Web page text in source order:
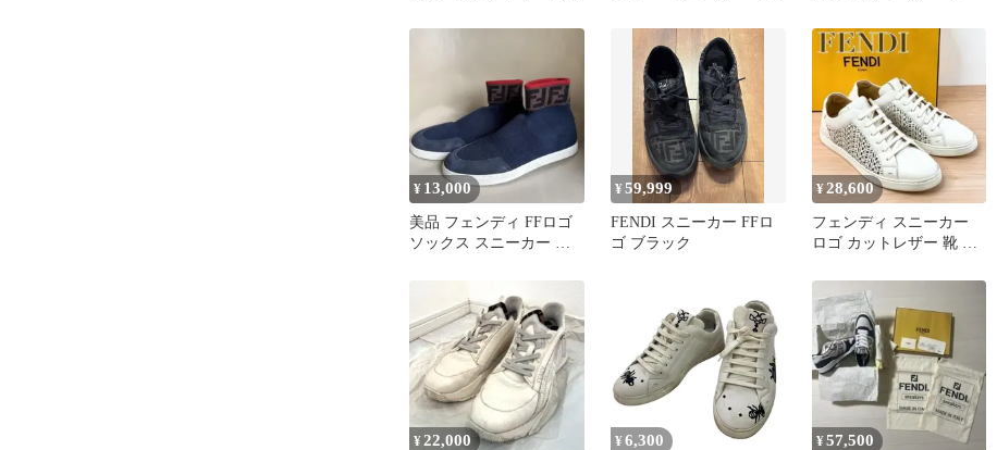
ロー
¥ 13,000
美品 フェンディ FFロゴ
ソックス スニーカー メ
¥59,999
FENDI スニーカー FFロ
ゴ ブラック
¥28,600
フェンディ スニーカー
ロゴ カットレザー 靴 ロ
¥22,000 ¥ 6,300 ¥57,500